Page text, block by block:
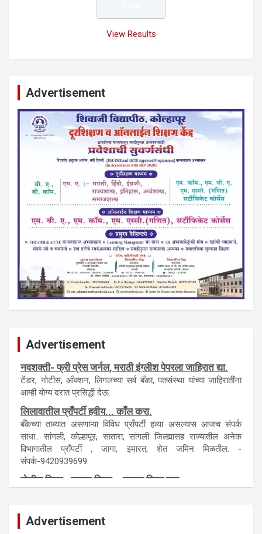
View Results
Advertisement
Advertisement
नवशक्ती- फ्री प्रेस जर्नल, मराठी इंग्लीश पेपरला जाहिरात द्या.
टेंडर, नाेटीस, आँक्शन, लिगलच्या सर्व बँका, पतसंस्था यांच्या जाहिरातींना
आम्ही याेग्य दरात प्रसिद्धी देऊ.
लिलावातील प्राँपर्टी हवीय... काँल करा.
बँकेच्या ताब्यात असणाऱ्या विविध प्राँपर्टी हव्या असल्यास आजच संपर्क
साधा.. सांगली, काेल्हापूर, सातारा, सांगली जिल्ह्यासह राज्यातील अनेक
विभागातील प्राँपर्टी , जागा, इमारत, शेत जमिन मिळतील. -
संपर्क-9420939699
कायदेशीर सल्ला या मार्गदर्शन पाहिजे. संपर्क साधा-
Advertisement